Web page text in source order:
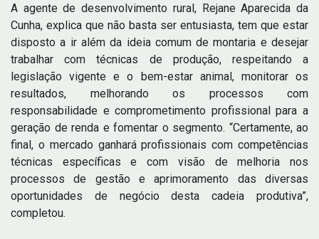
A agente de desenvolvimento rural, Rejane Aparecida da
Cunha, explica que não basta ser entusiasta, tem que estar
disposto a ir além da ideia comum de montaria e desejar
trabalhar com técnicas de produção, respeitando a
legislação vigente e o bem-estar animal, monitorar os
resultados, melhorando os processos com
responsabilidade e comprometimento profissional para a
geração de renda e fomentar o segmento. “Certamente, ao
final, o mercado ganhará profissionais com competências
técnicas específicas e com visão de melhoria nos
processos de gestão e aprimoramento das diversas
oportunidades de negócio desta cadeia produtiva”,
completou.